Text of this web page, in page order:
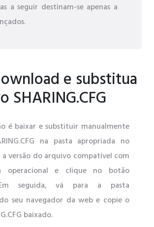
a seguir destinam-se apenas a
e substitua
SHARING.CFG
é baixar e substituir manualmente
na pasta apropriada no
a versão do arquivo compatível com
operacional e clique no botão
seguida, vá para a pasta
seu navegador da web e copie o
baixado.